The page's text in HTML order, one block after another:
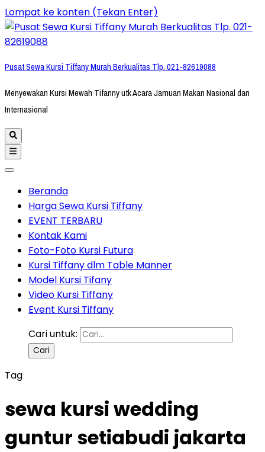
Lompat ke konten (Tekan Enter)
Pusat Sewa Kursi Tiffany Murah Berkualitas Tlp. 021-82619088
Menyewakan Kursi Mewah Tifanny utk Acara Jamuan Makan Nasional dan
Internasional
Beranda
Harga Sewa Kursi Tiffany
EVENT TERBARU
Kontak Kami
Foto-Foto Kursi Futura
Kursi Tiffany dlm Table Manner
Model Kursi Tifany
Video Kursi Tiffany
Event Kursi Tiffany
Cari untuk:
Tag
sewa kursi wedding
guntur setiabudi jakarta